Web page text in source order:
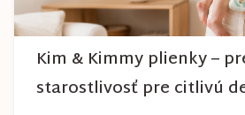
Kim & Kimmy plienky –
starostlivosť pre citlivú